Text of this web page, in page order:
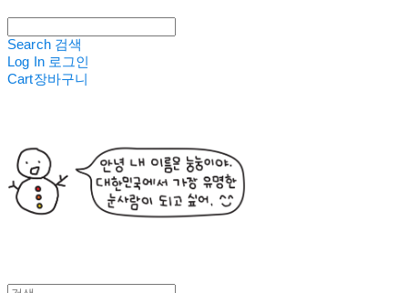
Search 검색
Log In 로그인
Cart장바구니